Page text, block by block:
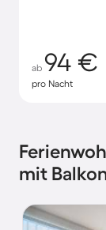
ab 94 €
pro Nacht
mit